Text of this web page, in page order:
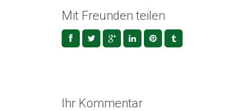
Mit Freunden teilen
Ihr Kommentar